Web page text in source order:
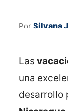
Por Silvana
Las
una
desarrollo